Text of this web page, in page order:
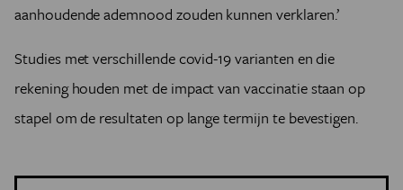
aanhoudende ademnood zouden kunnen verklaren.’
Studies met verschillende covid-19 varianten en die
rekening houden met de impact van vaccinatie staan op
stapel om de resultaten op lange termijn te bevestigen.